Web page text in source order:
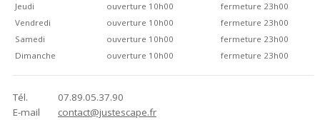
Jeudi
ouverture 10h00
fermeture 23h00
Vendredi
ouverture 10h00
fermeture 23h00
Samedi
ouverture 10h00
fermeture 23h00
Dimanche
ouverture 10h00 fermeture 23h00
Tél.
07.89.05.37.90
E-mail
contact@justescape.fr